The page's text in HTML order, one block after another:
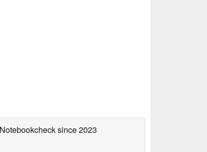
since 2023